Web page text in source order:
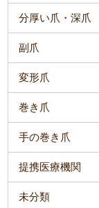
分厚い爪・深爪
副爪
変形爪
巻き爪
手の巻き爪
提携医療機関
未分類